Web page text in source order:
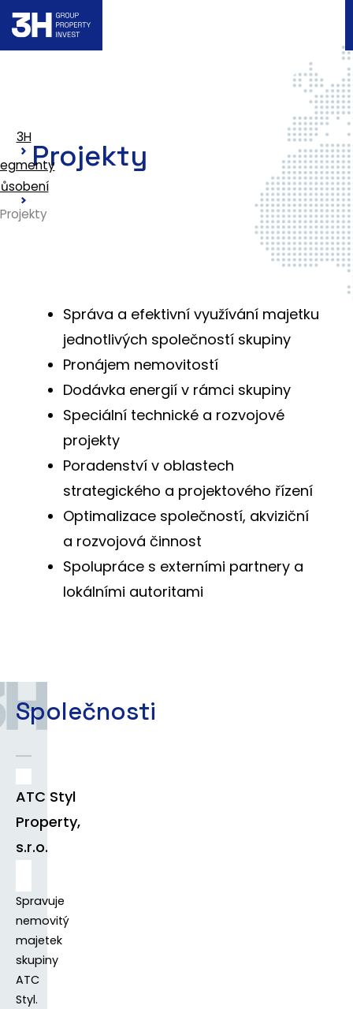
3H
Projekty
Projekty
Správa a efektivní využívání majetku
jednotlivých společností skupiny
Pronájem nemovitostí
Dodávka energií v rámci skupiny
Speciální technické a rozvojové
projekty
Poradenství v oblastech
strategického a projektového řízení
Optimalizace společností, akviziční
a rozvojová činnost
Spolupráce s externími partnery a
lokálními autoritami
Společnosti
ATC Styl
Property,
s.r.o.
Spravuje
nemovitý
majetek
skupiny
ATC
Styl.